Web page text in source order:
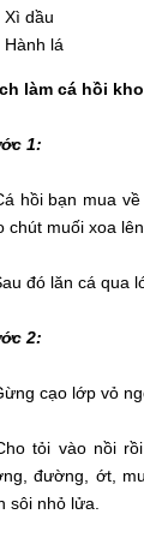
Xì dầu
Hành lá
làm cá hồi
1:
hồi bạn mua
chút muối xoa
đó lăn cá qua
2:
cạo lớp vỏ
tỏi vào nồi
đường, ớt,
sôi nhỏ lửa.